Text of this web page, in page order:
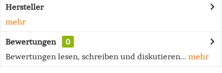
Hersteller
mehr
Bewertungen
0
Bewertungen lesen, schreiben und diskutieren... mehr